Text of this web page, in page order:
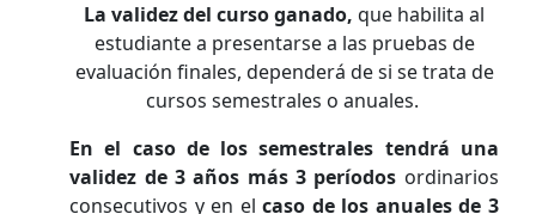
La validez del curso ganado, que habilita al
estudiante a presentarse a las pruebas de
evaluación finales, dependerá de si se trata de
cursos semestrales o anuales.
En el caso de los semestrales tendrá una
validez de 3 años más 3 períodos ordinarios
consecutivos y en elcaso de los anuales de 3